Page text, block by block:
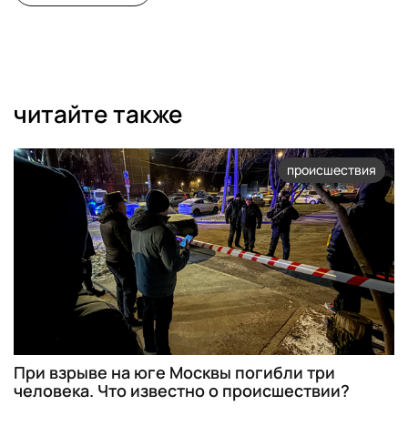
читайте также
происшествия
При взрыве на юге Москвы погибли три
человека. Что известно о происшествии?